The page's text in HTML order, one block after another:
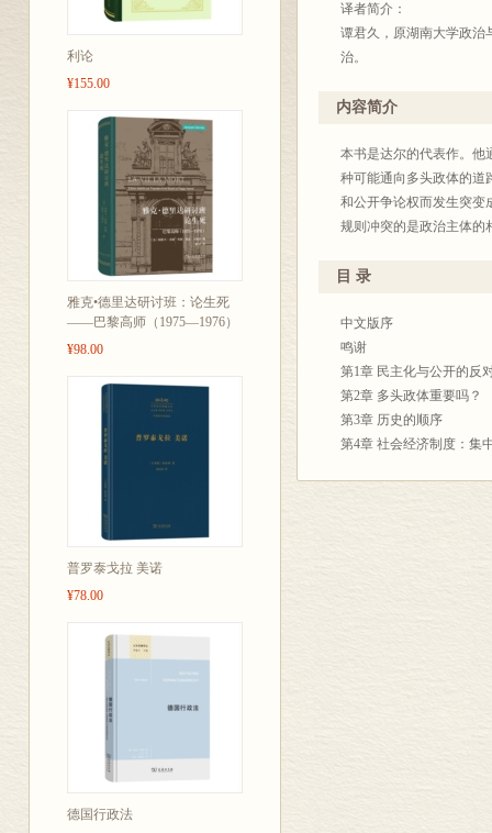
利论
¥155.00
雅克•德里达研讨班：论生死
——巴黎高师（1975—1976）
¥98.00
普罗泰戈拉 美诺
¥78.00
德国行政法
译者简介：
谭君久，原湖南大学政治
治。
内容简介
本书是达尔的代表作。他
种可能通向多头政体的道
和公开争论权而发生突变
规则冲突的是政治主体的
目 录
中文版序
鸣谢
第1章 民主化与公开的反
第2章 多头政体重要吗？
第3章 历史的顺序
第4章 社会经济制度：集